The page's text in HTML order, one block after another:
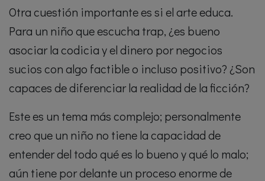
Otra cuestión importante es si el arte educa.
Para un niño que escucha trap, ¿es bueno
asociar la codicia y el dinero por negocios
sucios con algo factible o incluso positivo? ¿Son
capaces de diferenciar la realidad de la ficción?
Este es un tema más complejo; personalmente
creo que un niño no tiene la capacidad de
entender del todo qué es lo bueno y qué lo malo;
aún tiene por delante un proceso enorme de